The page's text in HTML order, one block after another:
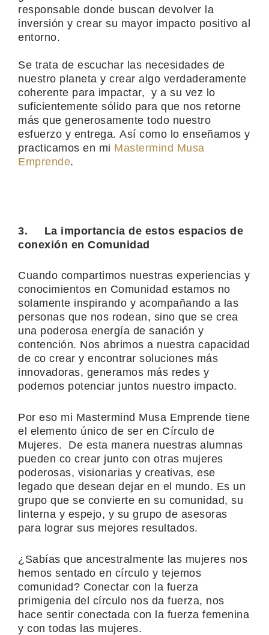
responsable donde buscan devolver la
inversión y crear su mayor impacto positivo al
entorno.
Se trata de escuchar las necesidades de
nuestro planeta y crear algo verdaderamente
coherente para impactar, y a su vez lo
suficientemente sólido para que nos retorne
más que generosamente todo nuestro
esfuerzo y entrega. Así como lo enseñamos y
practicamos en mi Mastermind Musa
Emprende.
3. La importancia de estos espacios de
conexión en Comunidad
Cuando compartimos nuestras experiencias y
conocimientos en Comunidad estamos no
solamente inspirando y acompañando a las
personas que nos rodean, sino que se crea
una poderosa energía de sanación y
contención. Nos abrimos a nuestra capacidad
de co crear y encontrar soluciones más
innovadoras, generamos más redes y
podemos potenciar juntos nuestro impacto.
Por eso mi Mastermind Musa Emprende tiene
el elemento único de ser en Círculo de
Mujeres. De esta manera nuestras alumnas
pueden co crear junto con otras mujeres
poderosas, visionarias y creativas, ese
legado que desean dejar en el mundo. Es un
grupo que se convierte en su comunidad, su
linterna y espejo, y su grupo de asesoras
para lograr sus mejores resultados.
¿Sabías que ancestralmente las mujeres nos
hemos sentado en círculo y tejemos
comunidad? Conectar con la fuerza
primigenia del círculo nos da fuerza, nos
hace sentir conectada con la fuerza femenina
y con todas las mujeres.